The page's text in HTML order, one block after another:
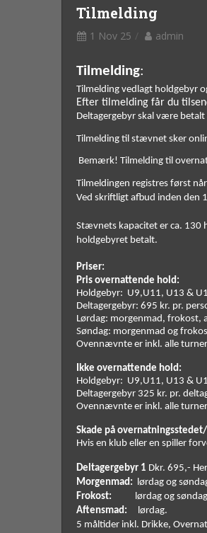
Tilmelding
1 Nov 25 admin
Tilmelding:
Tilmelding vedlagt holdgebyr
Deltagergebyr skal være
Tilmelding til stævnet sker
Bemærk! Tilmelding til
Tilmeldingen registres først
Ved skriftligt afbud inden den
Stævnets kapacitet er ca. 130
holdgebyret betalt.
Priser:
Pris overnattende hold:
Holdgebyr:  U9,U11, U13 &
Deltagergebyr: 695 kr. pr.
Lørdag: morgenmad, frokost,
Søndag: morgenmad og
Ovennævnte er inkl. alle
Ikke overnattende hold:
Holdgebyr: U9,U11, U13 &
Deltagergebyr 325 kr. pr.
Ovennævnte er inkl. alle
Skade på
Hvis en klub eller en spiller
Deltagergebyr 1 Dkr. 695,-
Morgenmad: lørdag og
Frokost: lørdag og søndag
Aftensmad: lørdag.
5 måltider inkl. Drikke,